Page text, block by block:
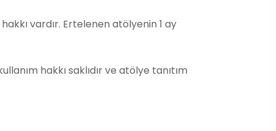
vardır. Ertelenen atölyenin 1 ay
hakkı saklıdır ve atölye tanıtım